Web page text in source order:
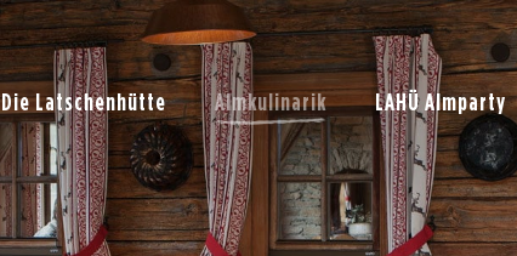
Die Latschenhütte Almkulinarik LAHÜ Almparty